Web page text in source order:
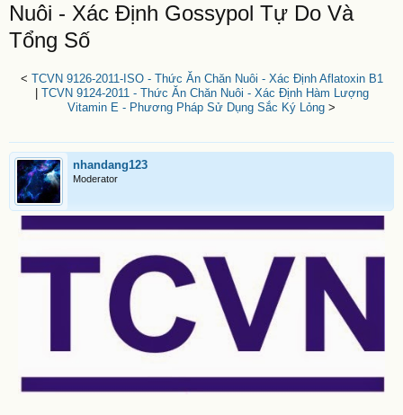
Nuôi - Xác Định Gossypol Tự Do Và
Tổng Số
< TCVN 9126-2011-ISO - Thức Ăn Chăn Nuôi - Xác Định Aflatoxin B1
TCVN 9124-2011 - Thức Ăn Chăn Nuôi - Xác Định Hàm Lượng
Vitamin E - Phương Pháp Sử Dụng Sắc Ký Lỏng >
nhandang123
Moderator